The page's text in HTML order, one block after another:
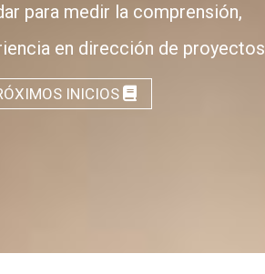
para medir la comprensión,
en dirección de proyectos
INICIOS